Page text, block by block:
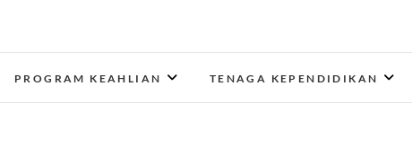
SMK Negeri 1 Nogosari
PROGRAM KEAHLIAN TENAGA KEPENDIDIKAN